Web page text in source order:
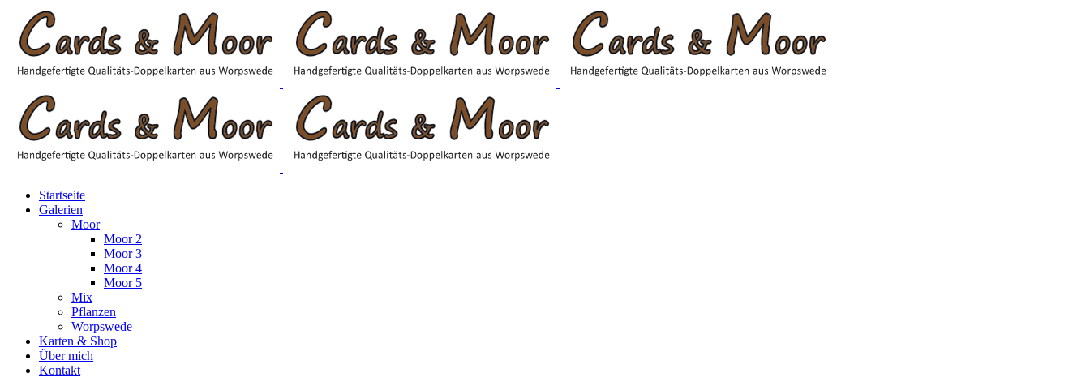
Startseite
Galerien
Moor
Moor 2
Moor 3
Moor 4
Moor 5
Mix
Pflanzen
Worpswede
Karten & Shop
Über mich
Kontakt